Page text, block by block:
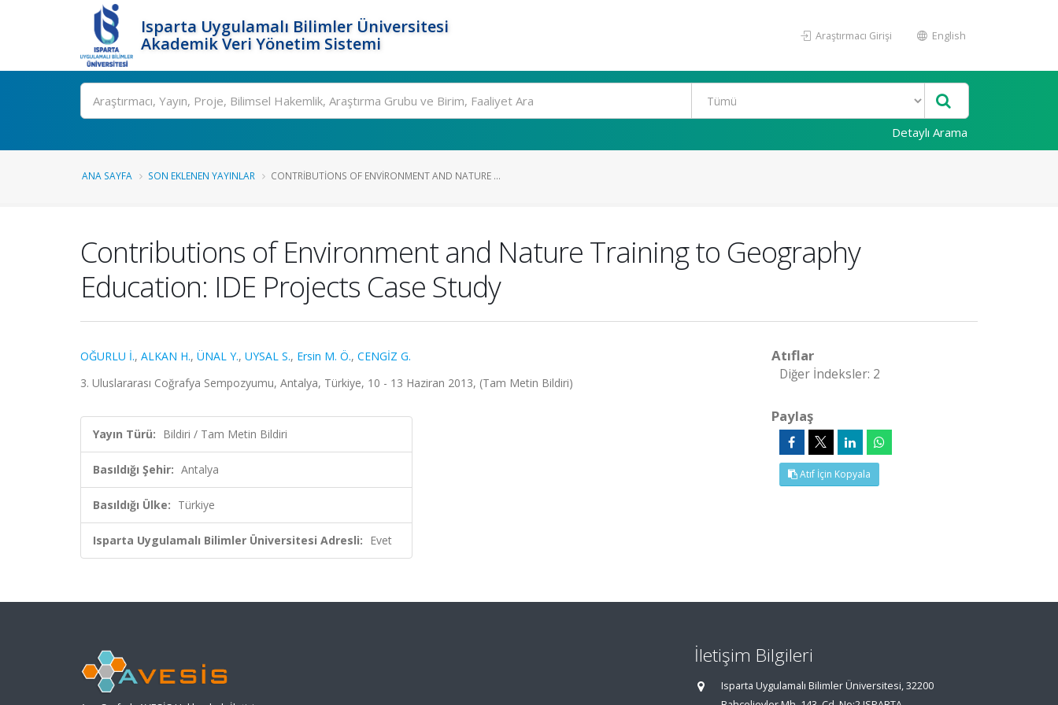
Isparta Uygulamalı Bilimler Üniversitesi
Akademik Veri Yönetim Sistemi
Araştırmacı Girişi English
Ara
Detaylı Arama
ANA SAYFA SON EKLENEN YAYINLAR CONTRIBUTIONS OF ENVIRONMENT AND NATURE ...
Contributions of Environment and Nature Training to Geography
Education: IDE Projects Case Study
OĞURLU İ., ALKAN H., ÜNAL Y., UYSAL S., Ersin M. Ö., CENGİZ G.
3. Uluslararası Coğrafya Sempozyumu, Antalya, Türkiye, 10 - 13 Haziran 2013, (Tam Metin Bildiri)
Yayın Türü: Bildiri / Tam Metin Bildiri
Basıldığı Şehir: Antalya
Basıldığı Ülke: Türkiye
Isparta Uygulamalı Bilimler Üniversitesi Adresli: Evet
Atıflar
Diğer İndeksler: 2
Paylaş
Atıf İçin Kopyala
İletişim Bilgileri
Isparta Uygulamalı Bilimler Üniversitesi, 32200